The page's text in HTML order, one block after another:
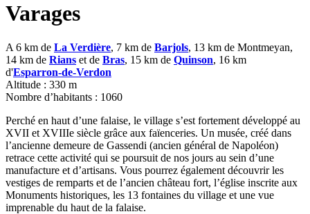
Varages
A 6 km de La Verdière, 7 km de Barjols, 13 km de Montmeyan,
14 km de Rians et de Bras, 15 km de Quinson, 16 km
d'Esparron-de-Verdon
Altitude : 330 m
Nombre d’habitants : 1060
Perché en haut d’une falaise, le village s’est fortement développé au
XVII et XVIIIe siècle grâce aux faïenceries. Un musée, créé dans
l’ancienne demeure de Gassendi (ancien général de Napoléon)
retrace cette activité qui se poursuit de nos jours au sein d’une
manufacture et d’artisans. Vous pourrez également découvrir les
vestiges de remparts et de l’ancien château fort, l’église inscrite aux
Monuments historiques, les 13 fontaines du village et une vue
imprenable du haut de la falaise.